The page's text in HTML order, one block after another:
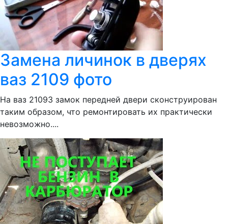
Замена личинок в дверях
ваз 2109 фото
На ваз 21093 замок передней двери сконструирован
таким образом, что ремонтировать их практически
невозможно....